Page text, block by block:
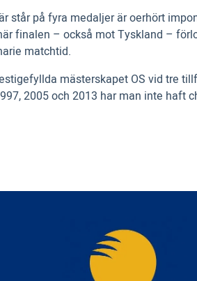
står på fyra medaljer är oerhört
finalen – också mot Tyskland –
matchtid.
mästerskapet OS vid tre
2005 och 2013 har man inte haft